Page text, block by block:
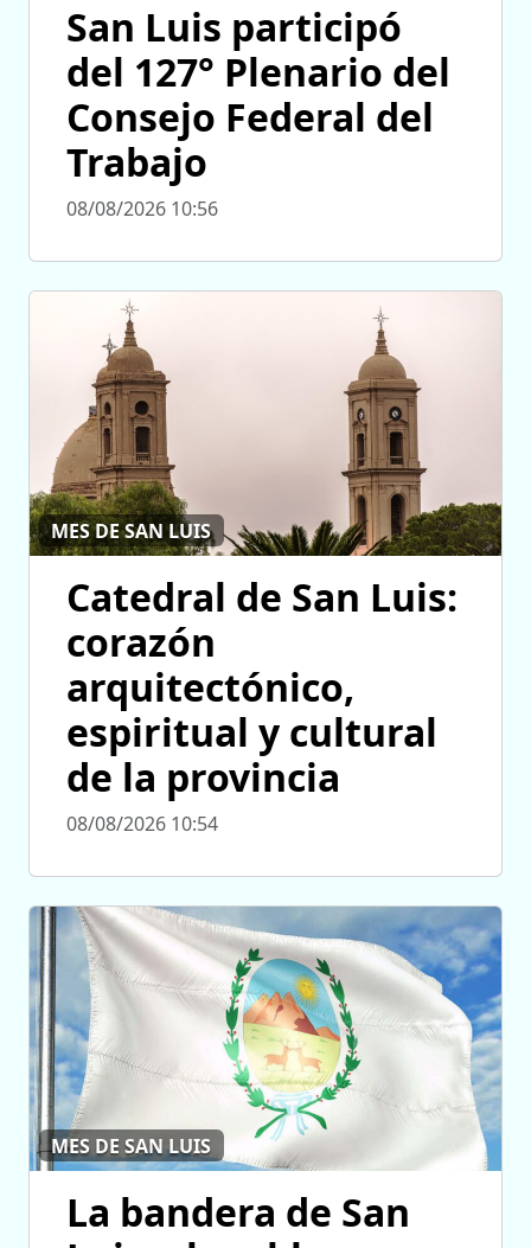
San Luis participó
del 127° Plenario del
Consejo Federal del
Trabajo
08/08/2026 10:56
MES DE SAN LUIS
Catedral de San Luis:
corazón
arquitectónico,
espiritual y cultural
de la provincia
08/08/2026 10:54
MES DE SAN LUIS
La bandera de San